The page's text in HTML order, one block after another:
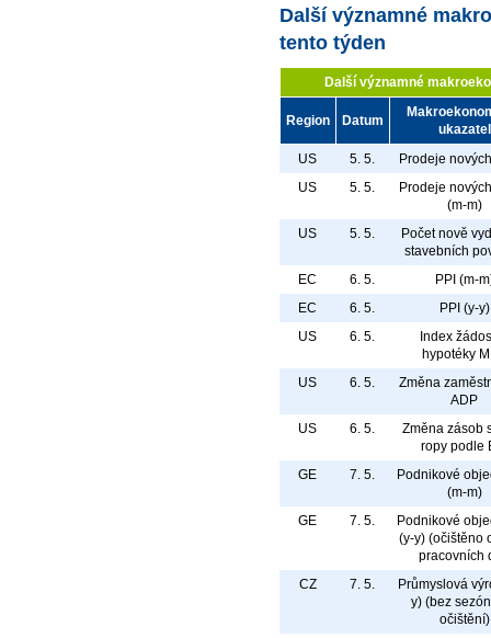
Další významné
tento týden
Další významné
Region Datum
ukazatel
US
5. 5.
Prodeje
US
5. 5.
Prodeje
(m-m)
US
5. 5.
Počet nově
stavebních
EC
6. 5.
PPI (m-
EC
6. 5.
PPI (y-y)
US
6. 5.
Index
hypotéky
US
6. 5.
Změna
ADP
US
6. 5.
Změna zásob
ropy podle
GE
7. 5.
Podnikové
(m-m)
GE
7. 5.
Podnikové
(y-y) (očištěno
pracovních
CZ
7. 5.
Průmyslová
y) (bez
očištění)